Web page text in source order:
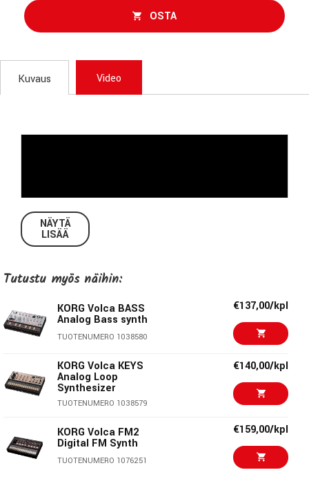
OSTA
Kuvaus Video
Volca sarja on tasaisen varmasti jokaisen laitteensa myötä
herättänyt uutta mielenkiintoa klassisiin rumpukoneisiin ja
vanhan liiton synteesiin. Tällä kertaa käsittelyssä on
Volca Kick on analoginen kick generaattori. Sen signaalitie
on täysin analoginen ja perustuu alkuperäisen MS-20:n
kickeihin kuin 808-henkisiin bassosoundeihinkin. Volca
sarjasta tuttuun 16-askeliseen step sekvensseriin on
suunniteltu uutena Touch FX ominaisuus, jonka avulla
NÄYTÄ
LISÄÄ
Tutustu myös näihin:
KORG Volca BASS
Analog Bass synth
TUOTENUMERO 1038580
€137,00/kpl
KORG Volca KEYS
Analog Loop
Synthesizer
TUOTENUMERO 1038579
€140,00/kpl
KORG Volca FM2
Digital FM Synth
TUOTENUMERO 1076251
€159,00/kpl